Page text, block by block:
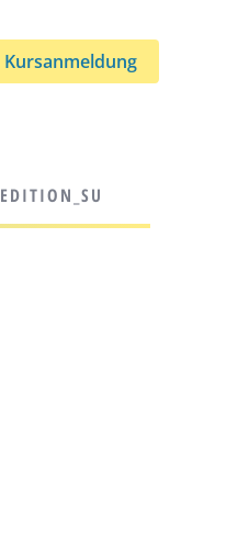
Kursanmeldung
EDITION_SU